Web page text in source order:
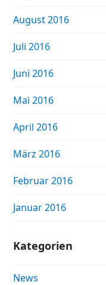
August 2016
Juli 2016
Juni 2016
Mai 2016
April 2016
März 2016
Februar 2016
Januar 2016
Kategorien
News